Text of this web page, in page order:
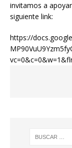
invitamos a
siguiente link:
https://